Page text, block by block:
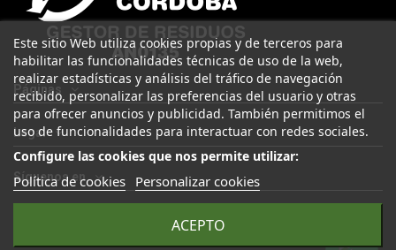
Páginas
Legal
Este sitio Web utiliza cookies propias y de terceros para
habilitar las funcionalidades técnicas de uso de la web,
realizar estadísticas y análisis del tráfico de navegación
recibido, personalizar las preferencias del usuario y otras
para ofrecer anuncios y publicidad. También permitimos el
uso de funcionalidades para interactuar con redes sociales.
Configure las cookies que nos permite utilizar:
Política de cookies Personalizar cookies
ACEPTO
Síguenos en